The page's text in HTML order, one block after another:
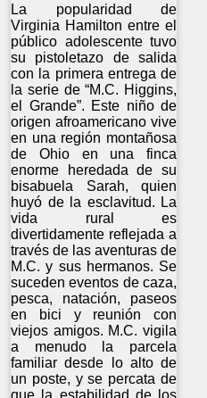
La popularidad de
Virginia Hamilton entre el
público adolescente tuvo
su pistoletazo de salida
con la primera entrega de
la serie de “M.C. Higgins,
el Grande”. Este niño de
origen afroamericano vive
en una región montañosa
de Ohio en una finca
enorme heredada de su
bisabuela Sarah, quien
huyó de la esclavitud. La
vida rural es
divertidamente reflejada a
través de las aventuras de
M.C. y sus hermanos. Se
suceden eventos de caza,
pesca, natación, paseos
en bici y reunión con
viejos amigos. M.C. vigila
a menudo la parcela
familiar desde lo alto de
un poste, y se percata de
que la estabilidad de los